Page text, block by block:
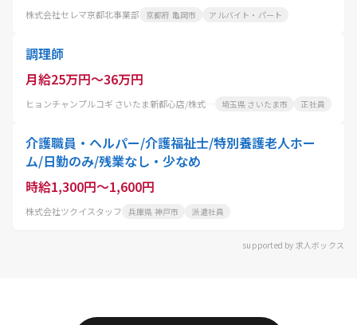
株式会社セレマ京都北事業部 京都府 亀岡市 アルバイト・パート
調理師
月給25万円～36万円
ヒョンチャンプルコギ さいたま新都心店/株式会社 コーフク 埼玉県 さいたま市 正社員
介護職員・ヘルパー/介護福祉士/特別養護老人ホー
ム/日勤のみ/残業なし・少なめ
時給1,300円～1,600円
株式会社ツクイスタッフ 兵庫県 神戸市 派遣社員
supported by 求人ボックス